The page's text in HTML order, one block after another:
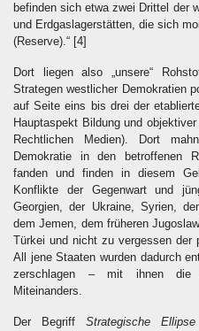
befinden sich etwa zwei Drittel der
und Erdgaslagerstätten, die sich
(Reserve).“ [4]
Dort liegen also „unsere“
Strategen westlicher Demokratien
auf Seite eins bis drei der
Hauptaspekt Bildung und
Rechtlichen Medien). Dort
Demokratie in den betroffenen
fanden und finden in diesem
Konflikte der Gegenwart und
Georgien, der Ukraine, Syrien,
dem Jemen, dem früheren
Türkei und nicht zu vergessen der
All jene Staaten wurden dadurch
zerschlagen – mit ihnen die
Miteinanders.
Der Begriff Strategische Ellipse